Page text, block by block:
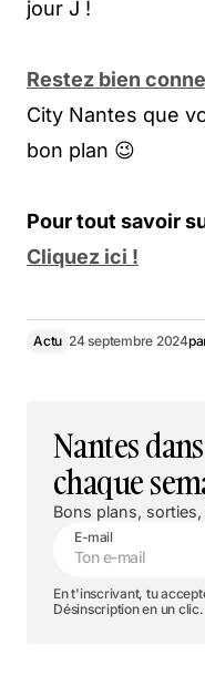
jour J !
Restez bien
City Nantes que
bon plan 😉
Pour tout savoir
Cliquez ici !
Actu 24 septembre 2024
Nantes
chaque
Bons plans,
E-mail
En t'inscrivant, tu
Désinscription en un clic.